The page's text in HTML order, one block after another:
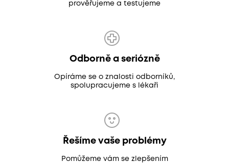
prověřujeme a testujeme
Odborně a seriózně
Opíráme se o znalosti odborníků,
spolupracujeme s lékaři
Řešíme vaše problémy
Pomůžeme vám se zlepšením